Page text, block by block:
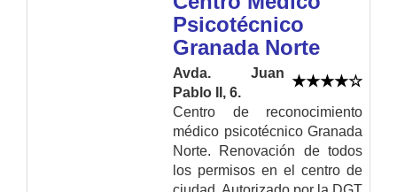
Psicotécnico
Granada Norte
Avda. Juan
Pablo II, 6.
Centro de reconocimiento
médico psicotécnico Granada
Norte. Renovación de todos
los permisos en el centro de